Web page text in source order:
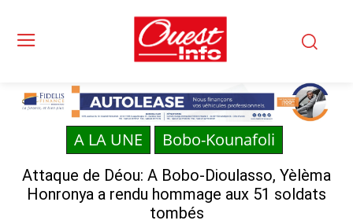
A LA UNE Bobo-Kounafoli
Attaque de Déou: A Bobo-Dioulasso, Yèlèma
Honronya a rendu hommage aux 51 soldats
tombés